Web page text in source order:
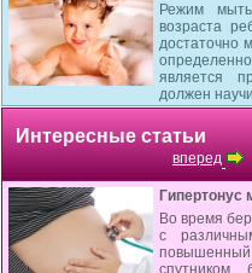
Режим
возраста
достаточно
является
должен
Интересные статьи
вперед
Гипертонус
Во время
с
спутником